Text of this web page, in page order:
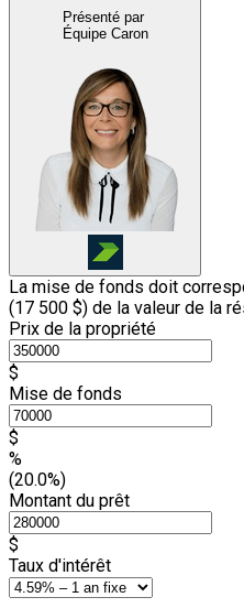
Présenté par
Équipe Caron
La mise de fonds doit
(17 500 $) de la valeur de la
Prix de la propriété
$
Mise de fonds
$
%
(20.0%)
Montant du prêt
$
Taux d'intérêt